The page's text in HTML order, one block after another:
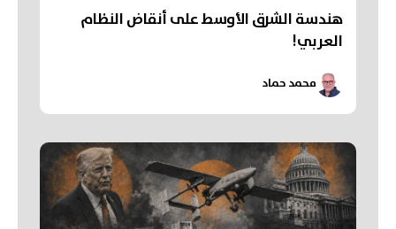
هندسة الشرق الأوسط على أنقاض النظام
العربي!
محمد حماد